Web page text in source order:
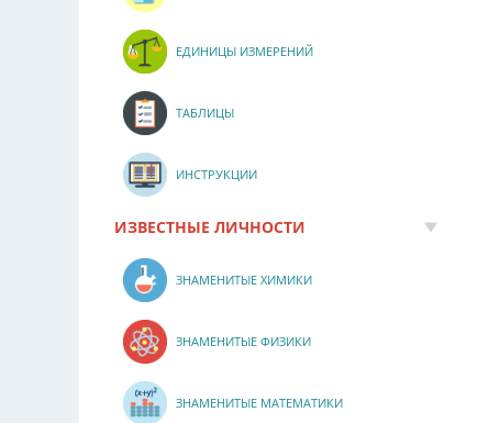
ЕДИНИЦЫ ИЗМЕРЕНИЙ
ТАБЛИЦЫ
ИНСТРУКЦИИ
ИЗВЕСТНЫЕ ЛИЧНОСТИ
ЗНАМЕНИТЫЕ ХИМИКИ
ЗНАМЕНИТЫЕ ФИЗИКИ
ЗНАМЕНИТЫЕ МАТЕМАТИКИ